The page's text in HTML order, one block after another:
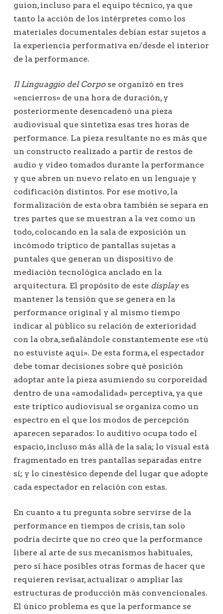
guion, incluso para el equipo técnico, ya que
tanto la acción de los intérpretes como los
materiales documentales debían estar sujetos a
la experiencia performativa en/desde el interior
de la performance.
Il Linguaggio del Corpo se organizó en tres
«encierros» de una hora de duración, y
posteriormente desencadenó una pieza
audiovisual que sintetiza esas tres horas de
performance. La pieza resultante no es más que
un constructo realizado a partir de restos de
audio y vídeo tomados durante la performance
y que abren un nuevo relato en un lenguaje y
codificación distintos. Por ese motivo, la
formalización de esta obra también se separa en
tres partes que se muestran a la vez como un
todo, colocando en la sala de exposición un
incómodo tríptico de pantallas sujetas a
puntales que generan un dispositivo de
mediación tecnológica anclado en la
arquitectura. El propósito de este displayes
mantener la tensión que se genera en la
performance original y al mismo tiempo
indicar al público su relación de exterioridad
con la obra, señalándole constantemente ese «tú
no estuviste aquí». De esta forma, el espectador
debe tomar decisiones sobre qué posición
adoptar ante la pieza asumiendo su corporeidad
dentro de una «amodalidad» perceptiva, ya que
este tríptico audiovisual se organiza como un
espectro en el que los modos de percepción
aparecen separados: lo auditivo ocupa todo el
espacio, incluso más allá de la sala; lo visual está
fragmentado en tres pantallas separadas entre
sí; y lo cinestésico depende del lugar que adopte
cada espectador en relación con estas.
En cuanto a tu pregunta sobre servirse de la
performance en tiempos de crisis, tan solo
podría decirte que no creo que la performance
libere al arte de sus mecanismos habituales,
pero sí hace posibles otras formas de hacer que
requieren revisar, actualizar o ampliar las
estructuras de producción más convencionales.
El único problema es que la performance se